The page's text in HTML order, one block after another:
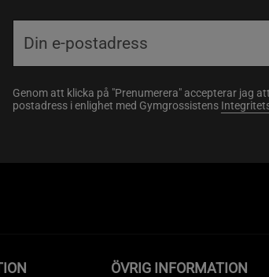
Genom att klicka på "Prenumerera" accepterar jag
postadress i enlighet med Gymgrossistens
ÖVRIG INFORMATION